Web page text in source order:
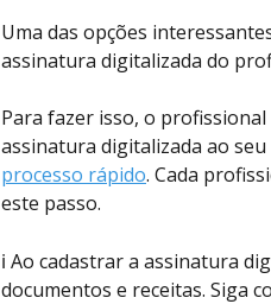
Uma das opções
assinatura digitalizada do
Para fazer isso, o
assinatura digitalizada ao
processo rápido. Cada
este passo.
ℹ️ Ao cadastrar a assinatura
documentos e receitas. Siga